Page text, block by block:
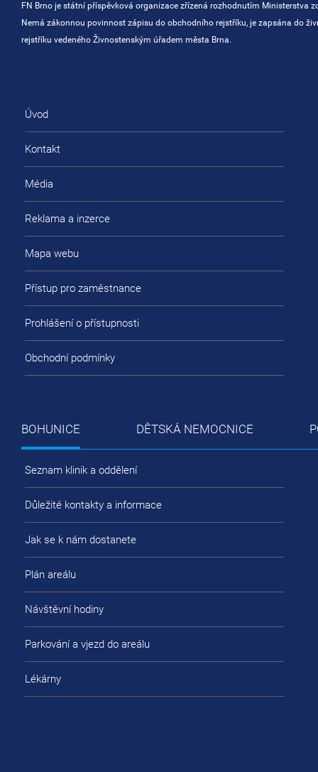
FN Brno je státní příspěvková organizace zřízená rozhodnutím Ministerstva
Nemá zákonnou povinnost zápisu do obchodního rejstříku, je zapsána do
rejstříku vedeného Živnostenským úřadem města Brna.
Úvod
Kontakt
Média
Reklama a inzerce
Mapa webu
Přístup pro zaměstnance
Prohlášení o přístupnosti
Obchodní podmínky
BOHUNICE DĚTSKÁ NEMOCNICE
Seznam klinik a oddělení
Důležité kontakty a informace
Jak se k nám dostanete
Plán areálu
Návštěvní hodiny
Parkování a vjezd do areálu
Lékárny